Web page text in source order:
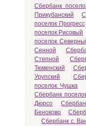
Сбербанк
Прикубанский
поселок Прогресс
поселок Рисовый
поселок
Сенной
Степной
Тюменский
Урупский
поселок Чушка
Сбербанк
Дюрсо
Беноково
Сбербанк с.